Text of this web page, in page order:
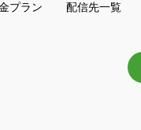
プラン 配信先一覧